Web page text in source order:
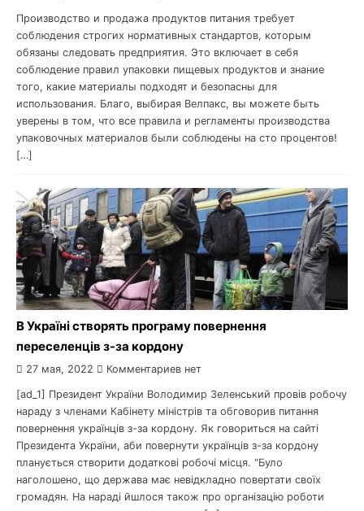
Производство и продажа продуктов питания требует
соблюдения строгих нормативных стандартов, которым
обязаны следовать предприятия. Это включает в себя
соблюдение правил упаковки пищевых продуктов и знание
того, какие материалы подходят и безопасны для
использования. Благо, выбирая Велпакс, вы можете быть
уверены в том, что все правила и регламенты производства
упаковочных материалов были соблюдены на сто процентов!
[…]
В Україні створять програму повернення
переселенців з-за кордону
27 мая, 2022 Комментариев нет
[ad_1] Президент України Володимир Зеленський провів робочу
нараду з членами Кабінету міністрів та обговорив питання
повернення українців з-за кордону. Як говориться на сайті
Президента України, аби повернути українців з-за кордону
планується створити додаткові робочі місця. “Було
наголошено, що держава має невідкладно повертати своїх
громадян. На нараді йшлося також про організацію роботи